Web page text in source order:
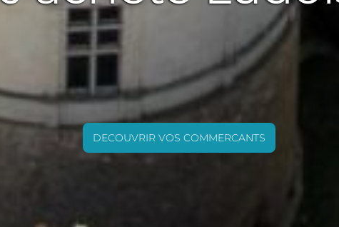
DECOUVRIR VOS COMMERCANTS